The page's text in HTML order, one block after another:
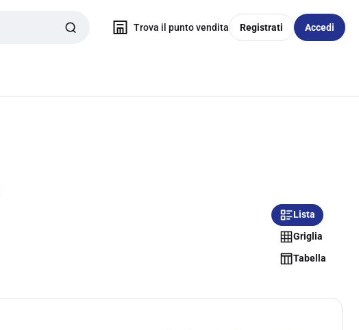
Trova il punto vendita Registrati Accedi
Lista
Griglia
Tabella